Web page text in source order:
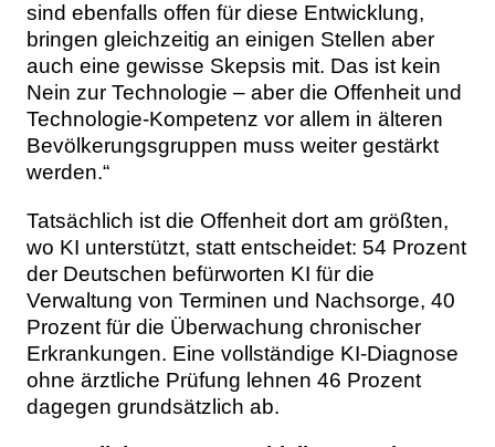
sind ebenfalls offen für diese Entwicklung,
bringen gleichzeitig an einigen Stellen aber
auch eine gewisse Skepsis mit. Das ist kein
Nein zur Technologie – aber die Offenheit und
Technologie-Kompetenz vor allem in älteren
Bevölkerungsgruppen muss weiter gestärkt
werden.“
Tatsächlich ist die Offenheit dort am größten,
wo KI unterstützt, statt entscheidet: 54 Prozent
der Deutschen befürworten KI für die
Verwaltung von Terminen und Nachsorge, 40
Prozent für die Überwachung chronischer
Erkrankungen. Eine vollständige KI-Diagnose
ohne ärztliche Prüfung lehnen 46 Prozent
dagegen grundsätzlich ab.